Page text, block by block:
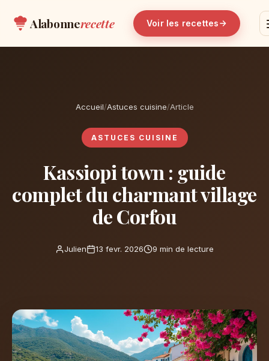
Alabonnerecette Voir les recettes
Accueil/Astuces cuisine/Article
ASTUCES CUISINE
Kassiopi town : guide
complet du charmant village
de Corfou
Julien 13 fevr. 2026 9 min de lecture